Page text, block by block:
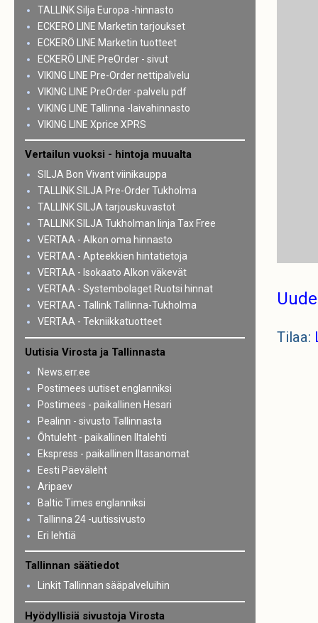
Tilaa:
TALLINK Silja Europa -hinnasto
ECKERÖ LINE Marketin tarjoukset
ECKERÖ LINE Marketin tuotteet
ECKERÖ LINE PreOrder - sivut
VIKING LINE Pre-Order nettipalvelu
VIKING LINE PreOrder -palvelu pdf
VIKING LINE Tallinna -laivahinnasto
VIKING LINE Xprice XPRS
Vertailun vuoksi - hintoja muualta
SILJA Bon Vivant viinikauppa
TALLINK SILJA Pre-Order Tukholma
TALLINK SILJA tarjouskuvastot
TALLINK SILJA Tukholman linja Tax Free
VERTAA - Alkon oma hinnasto
VERTAA - Apteekkien hintatietoja
VERTAA - Isokaato Alkon väkevät
VERTAA - Systembolaget Ruotsi hinnat
VERTAA - Tallink Tallinna-Tukholma
VERTAA - Tekniikkatuotteet
Uutisia Virosta ja Tallinnasta
News.err.ee
Postimees uutiset englanniksi
Postimees - paikallinen Hesari
Pealinn - sivusto Tallinnasta
Õhtuleht - paikallinen Iltalehti
Ekspress - paikallinen Iltasanomat
Eesti Päeväleht
Aripaev
Baltic Times englanniksi
Tallinna 24 -uutissivusto
Eri lehtiä
Tallinnan säätiedot
Linkit Tallinnan sääpalveluihin
Hyödyllisiä sivustoja Virosta